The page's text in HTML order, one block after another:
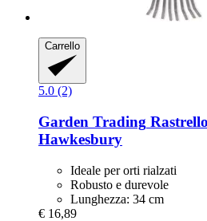
Carrello
5.0 (2)
Garden Trading
Hawkesbury
Ideale per orti rialzati
Robusto e durevole
Lunghezza: 34 cm
€ 16,89